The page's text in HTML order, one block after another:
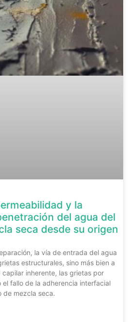
y la
del agua del
seca desde su origen
la vía de entrada del agua
estructurales, sino más bien a
inherente, las grietas por
fallo de la adherencia interfacial
de mezcla seca.